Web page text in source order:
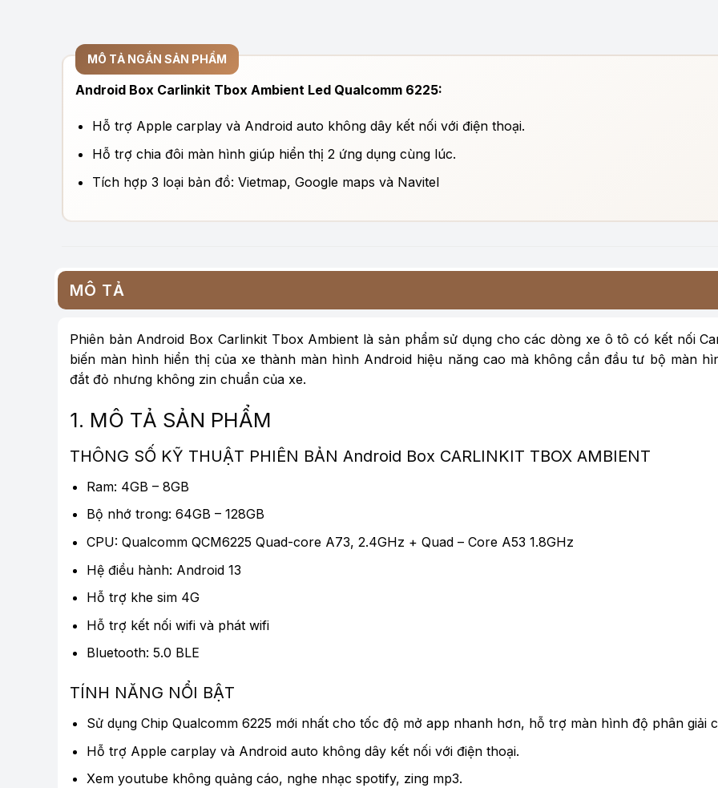
MÔ TẢ NGẮN SẢN PHẨM
Android Box Carlinkit Tbox Ambient Led Qualcomm 6225:
Hỗ trợ Apple carplay và Android auto không dây kết nối với điện thoại.
Hỗ trợ chia đôi màn hình giúp hiển thị 2 ứng dụng cùng lúc.
Tích hợp 3 loại bản đồ: Vietmap, Google maps và Navitel
MÔ TẢ
Phiên bản Android Box Carlinkit Tbox Ambient là sản phẩm sử dụng cho các dòng xe ô tô có kết nối
biến màn hình hiển thị của xe thành màn hình Android hiệu năng cao mà không cần đầu tư bộ màn
đắt đỏ nhưng không zin chuẩn của xe.
1. MÔ TẢ SẢN PHẨM
THÔNG SỐ KỸ THUẬT PHIÊN BẢN Android Box CARLINKIT TBOX AMBIENT
Ram: 4GB – 8GB
Bộ nhớ trong: 64GB – 128GB
CPU: Qualcomm QCM6225 Quad-core A73, 2.4GHz + Quad – Core A53 1.8GHz
Hệ điều hành: Android 13
Hỗ trợ khe sim 4G
Hỗ trợ kết nối wifi và phát wifi
Bluetooth: 5.0 BLE
TÍNH NĂNG NỔI BẬT
Sử dụng Chip Qualcomm 6225 mới nhất cho tốc độ mở app nhanh hơn, hỗ trợ màn hình độ phân giải
Hỗ trợ Apple carplay và Android auto không dây kết nối với điện thoại.
Xem youtube không quảng cáo, nghe nhạc spotify, zing mp3.